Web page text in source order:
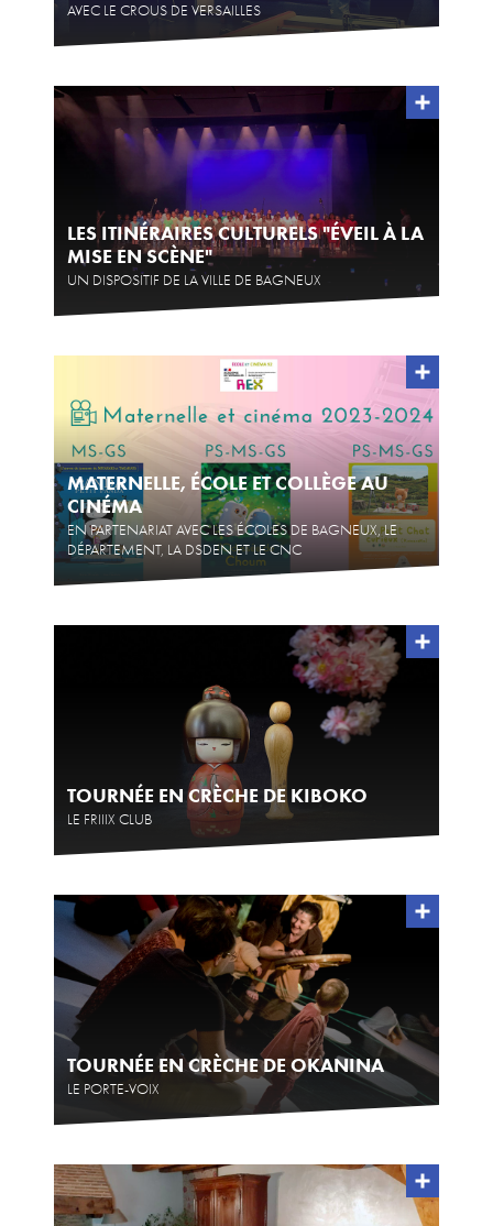
AVEC LE CROUS DE VERSAILLES
LES ITINÉRAIRES CULTURELS "ÉVEIL À LA
MISE EN SCÈNE"
UN DISPOSITIF DE LA VILLE DE BAGNEUX
MATERNELLE, ÉCOLE ET COLLÈGE AU
CINÉMA
EN PARTENARIAT AVEC LES ÉCOLES DE BAGNEUX, LE
DÉPARTEMENT, LA DSDEN ET LE CNC
TOURNÉE EN CRÈCHE DE KIBOKO
LE FRIIIX CLUB
TOURNÉE EN CRÈCHE DE OKANINA
LE PORTE-VOIX